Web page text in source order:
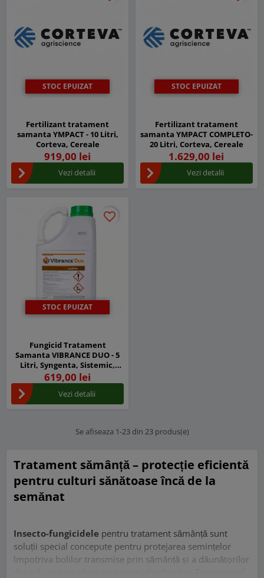
STOC EPUIZAT
Fertilizant tratament
samanta YMPACT - 10 Litri,
Corteva, Cereale
919,00 lei
Vezi detalii
STOC EPUIZAT
Fertilizant tratament
samanta YMPACT COMPLETO-
20 Litri, Corteva, Cereale
1.629,00 lei
Vezi detalii
STOC EPUIZAT
favorite_border
favorite_border
Fungicid Tratament
Samanta VIBRANCE DUO - 5
Litri, Syngenta, Sistemic,
Contact, Cereale
619,00 lei
Vezi detalii
Se afiseaza 1-23 din 23 produs(e)
Tratament sămânță – protecție eficientă
pentru culturi sănătoase încă de la
semănat
Insecto-fungicidele pentru tratament sămânță sunt
soluții special concepute pentru protejarea semințelor
împotriva bolilor transmise prin sămânță și a dăunătorilor